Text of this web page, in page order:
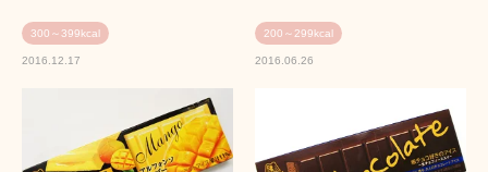
300～399kcal
2016.12.17
200～299kcal
2016.06.26